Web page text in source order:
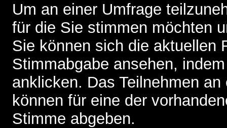
Um an einer Umfrage
für die Sie stimmen möchten
Sie können sich die aktuellen
Stimmabgabe ansehen,
anklicken. Das Teilnehmen
können für eine der
Stimme abgeben.